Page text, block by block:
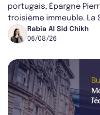
portugais, Épargne
troisième immeuble. La
dans le centre du pays,
Rabia Al Sid Chikh
06/08/26